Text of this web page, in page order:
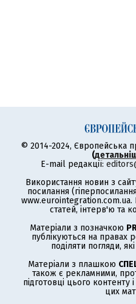
© 2014-2024, Європейська
(
E-mail редакції:
Використання новин з
посилання
www.eurointegration.com.ua.
статей, інтерв'ю та
Матеріали з позначкою
публікуються на правах
поділяти погляди,
Матеріали з плашкою
також є рекламними,
підготовці цього контенту
цих